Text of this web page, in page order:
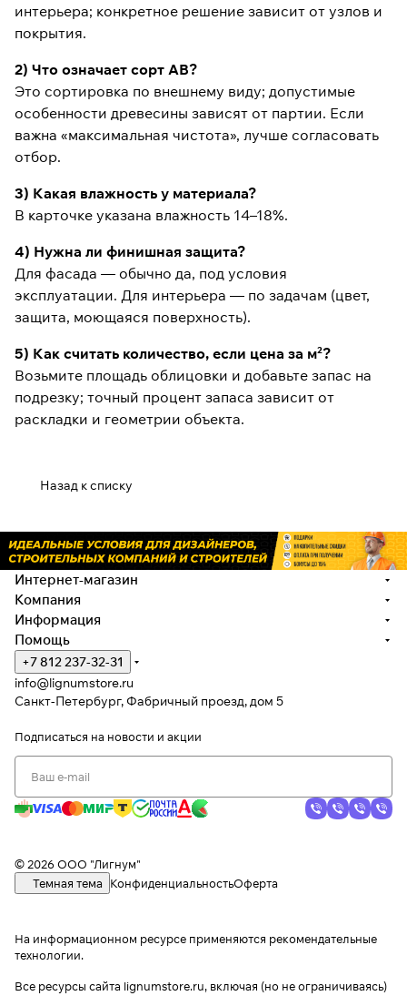
интерьера; конкретное решение зависит от узлов и
покрытия.
2) Что означает сорт АВ?
Это сортировка по внешнему виду; допустимые
особенности древесины зависят от партии. Если
важна «максимальная чистота», лучше согласовать
отбор.
3) Какая влажность у материала?
В карточке указана влажность 14–18%.
4) Нужна ли финишная защита?
Для фасада — обычно да, под условия
эксплуатации. Для интерьера — по задачам (цвет,
защита, моющаяся поверхность).
5) Как считать количество, если цена за м²?
Возьмите площадь облицовки и добавьте запас на
подрезку; точный процент запаса зависит от
раскладки и геометрии объекта.
Назад к списку
Интернет-магазин
Компания
Информация
Помощь
+7 812 237-32-31
info@lignumstore.ru
Санкт-Петербург, Фабричный проезд, дом 5
Подписаться на новости и акции
© 2026 ООО "Лигнум"
Темная тема
КонфиденциальностьОферта
На информационном ресурсе применяются рекомендательные
технологии.
Все ресурсы сайта lignumstore.ru, включая (но не ограничиваясь)